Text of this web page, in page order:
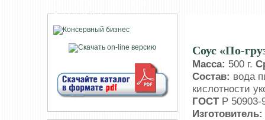
КАТАЛОГА
Соус «По-
Масса: 500 г.
Состав: вода
кислотности
ГОСТР 50903-